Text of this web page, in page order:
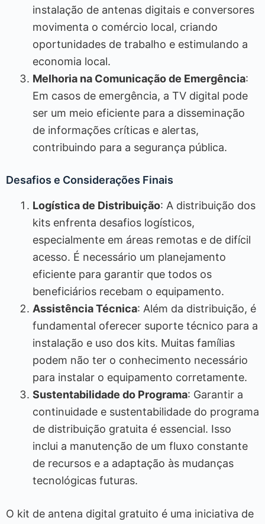
instalação de antenas digitais e conversores
movimenta o comércio local, criando
oportunidades de trabalho e estimulando a
economia local.
Melhoria na Comunicação de Emergência:
Em casos de emergência, a TV digital pode
ser um meio eficiente para a disseminação
de informações críticas e alertas,
contribuindo para a segurança pública.
Desafios e Considerações Finais
Logística de Distribuição: A distribuição dos
kits enfrenta desafios logísticos,
especialmente em áreas remotas e de difícil
acesso. É necessário um planejamento
eficiente para garantir que todos os
beneficiários recebam o equipamento.
Assistência Técnica: Além da distribuição, é
fundamental oferecer suporte técnico para a
instalação e uso dos kits. Muitas famílias
podem não ter o conhecimento necessário
para instalar o equipamento corretamente.
Sustentabilidade do Programa: Garantir a
continuidade e sustentabilidade do programa
de distribuição gratuita é essencial. Isso
inclui a manutenção de um fluxo constante
de recursos e a adaptação às mudanças
tecnológicas futuras.
O kit de antena digital gratuito é uma iniciativa de